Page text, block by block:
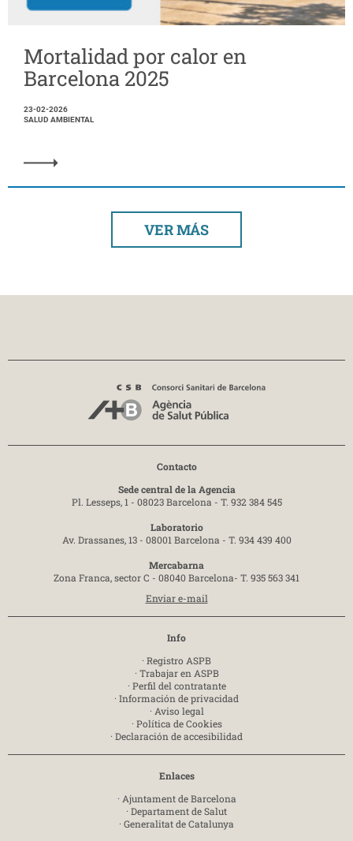
Mortalidad por calor en
Barcelona 2025
23-02-2026
SALUD AMBIENTAL
VER MÁS
Contacto
Sede central de la Agencia
Pl. Lesseps, 1 - 08023 Barcelona - T. 932 384 545
Laboratorio
Av. Drassanes, 13 - 08001 Barcelona - T. 934 439 400
Mercabarna
Zona Franca, sector C - 08040 Barcelona- T. 935 563 341
Enviar e-mail
Info
· Registro ASPB
· Trabajar en ASPB
· Perfil del contratante
· Información de privacidad
· Aviso legal
· Política de Cookies
· Declaración de accesibilidad
Enlaces
· Ajuntament de Barcelona
· Departament de Salut
· Generalitat de Catalunya